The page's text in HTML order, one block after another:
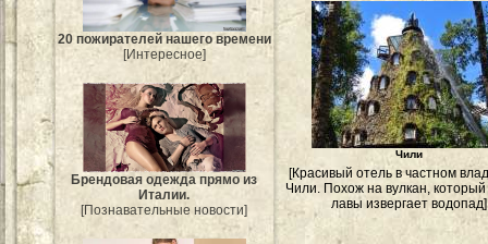
20 пожирателей нашего времени
[Интересное]
Брендовая одежда прямо из
Италии.
[Познавательные новости]
Чили
[Красивый отель в частном
Чили. Похож на вулкан,
лавы извергает водопад]